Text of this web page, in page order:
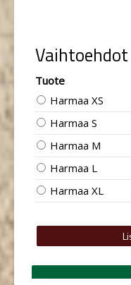
Vaihtoehdot
Tuote
Harmaa XS
Harmaa S
Harmaa M
Harmaa L
Harmaa XL